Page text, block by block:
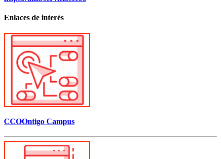
Enlaces de interés
CCOOntigo Campus